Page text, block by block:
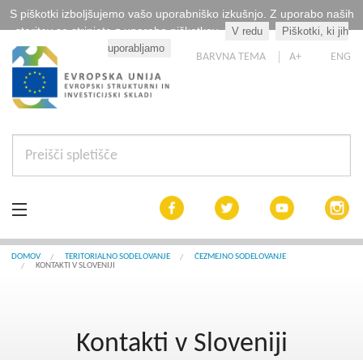
S piškotki izboljšujemo vašo uporabniško izkušnjo. Z uporabo naših
storitev se strinjate z uporabo piškotkov.
V redu
Piškotki, ki jih
uporabljamo
BARVNA TEMA A+ ENG
Aktualno
DOMOV TERITORIALNO SODELOVANJE
ČEZMEJNO SODELOVANJE
KONTAKTI V SLOVENIJI
Kontakti v Sloveniji